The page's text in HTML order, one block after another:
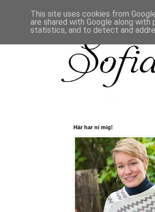
Här har ni mig!
This site uses cookies from
are shared with Google along
statistics, and to detect and